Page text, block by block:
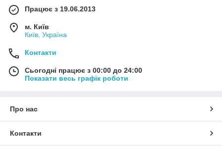
Працює з 19.06.2013
м. Київ
Київ, Україна
Контакти
Сьогодні працює з 00:00 до 24:00
Показати весь графік роботи
Про нас
Контакти